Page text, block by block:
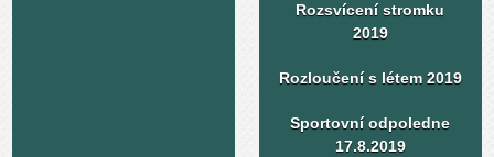
Rozsvícení stromku
2019
Rozloučení s létem 2019
Sportovní odpoledne
17.8.2019